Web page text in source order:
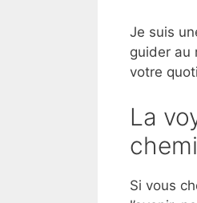
Je suis
guider au
votre
La
Si vous